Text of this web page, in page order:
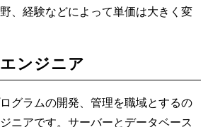
、経験などによって単価は大きく変
ンジニア
グラムの開発、管理を職域とするの
ニアです。サーバーとデータベース